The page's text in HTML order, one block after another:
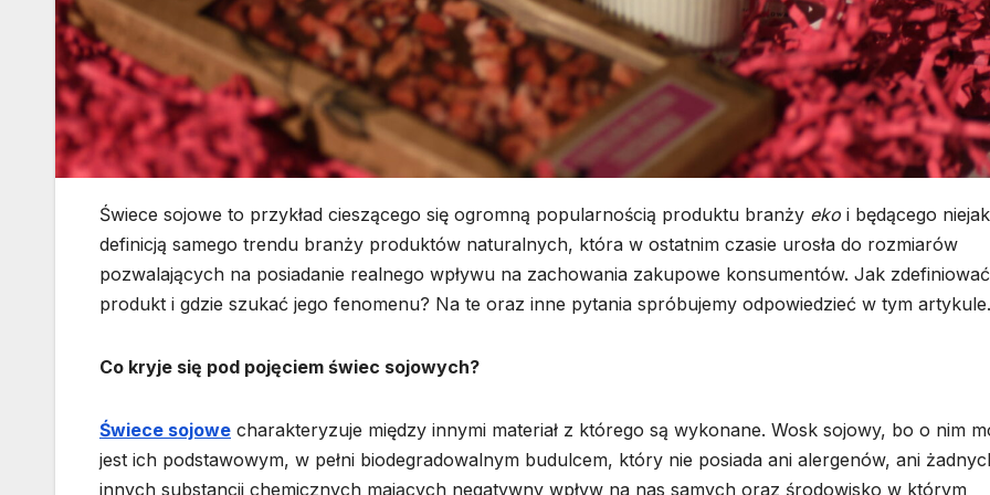
Świece sojowe to przykład cieszącego się ogromną popularnością produktu branży eko i będącego
definicją samego trendu branży produktów naturalnych, która w ostatnim czasie urosła do rozmiarów
pozwalających na posiadanie realnego wpływu na zachowania zakupowe konsumentów. Jak
produkt i gdzie szukać jego fenomenu? Na te oraz inne pytania spróbujemy odpowiedzieć w tym artykule.
Co kryje się pod pojęciem świec sojowych?
Świece sojowe charakteryzuje między innymi materiał z którego są wykonane. Wosk sojowy, bo o nim
jest ich podstawowym, w pełni biodegradowalnym budulcem, który nie posiada ani alergenów, ani
innych substancji chemicznych mających negatywny wpływ na nas samych oraz środowisko w którym
BUDOWNICTWO
Dom
modułowy
całoroczny –
co zapewnia
producent
domów
30 LIPCA, 2026
DOM I OGRÓD
Rolety
15